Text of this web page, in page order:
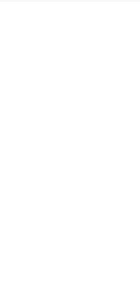
beachten, wie zum Beispiel die
kontinuierliche Reflexion des